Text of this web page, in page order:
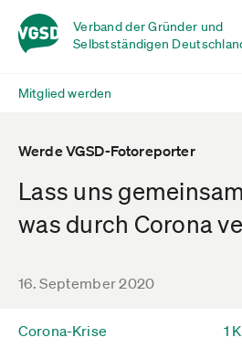
Verband der Gründer und
Selbstständigen
Mitglied werden
Werde VGSD-Fotoreporter
Lass uns
was durch Corona
16. September 2020
Corona-Krise 1